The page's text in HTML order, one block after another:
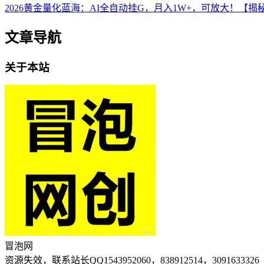
2026黄金量化蓝海：AI全自动挂G，月入1W+，可放大！【揭
文章导航
关于本站
冒泡网
资源失效，联系站长QQ1543952060，838912514，3091633326